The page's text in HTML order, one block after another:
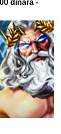
da izdrži?